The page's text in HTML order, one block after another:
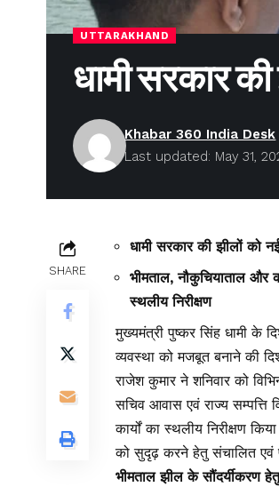
UTTARAKHAND
धामी सरकार
Last updated: May 31,
Khabar 360 India Desk
SHARE
धामी सरकार की झीलों को
भीमताल, नौकुचियाताल
स्थलीय निरीक्षण
मुख्यमंत्री पुष्कर सिंह धामी के
व्यवस्था को मजबूत बनाने की
राजेश कुमार ने शनिवार को
सचिव आवास एवं राज्य सम्पत्ति
कार्यों का स्थलीय निरीक्षण
को सुदृढ़ करने हेतु संचालित एवं
भीमताल झील के सौंदर्यीकरण हेतु